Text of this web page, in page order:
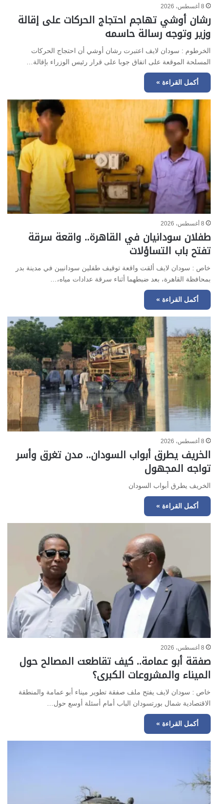
8 أغسطس، 2026
رشان أوشي تهاجم احتجاج الحركات على إقالة
وزير وتوجه رسالة حاسمه
الخرطوم : سودان لايف اعتبرت رشان أوشي أن احتجاج الحركات
المسلحة الموقعة على اتفاق جوبا على قرار رئيس الوزراء بإقالة…
أكمل القراءة »
8 أغسطس، 2026
طفلان سودانيان في القاهرة.. واقعة سرقة
تفتح باب التساؤلات
خاص : سودان لايف ألقت واقعة توقيف طفلين سودانيين في مدينة بدر
بمحافظة القاهرة، بعد ضبطهما أثناء سرقة عدادات مياه،…
أكمل القراءة »
8 أغسطس، 2026
الخريف يطرق أبواب السودان.. مدن تغرق وأسر
تواجه المجهول
الخريف يطرق أبواب السودان
أكمل القراءة »
8 أغسطس، 2026
صفقة أبو عمامة.. كيف تقاطعت المصالح حول
الميناء والمشروعات الكبرى؟
خاص : سودان لايف يفتح ملف صفقة تطوير ميناء أبو عمامة والمنطقة
الاقتصادية شمال بورتسودان الباب أمام أسئلة أوسع حول…
أكمل القراءة »